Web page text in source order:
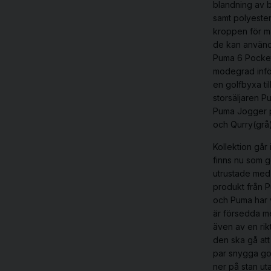
blandning av
samt
kroppen för
de kan
Puma 6
modegrad
en golfbyxa
storsäljaren
Puma Jogger
och
Kollektion går
finns nu som
utrustade
produkt från
och Puma
är försedda
även av en
den ska gå
par snygga
ner på stan